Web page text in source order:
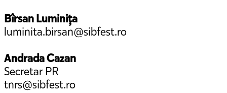
Bîrsan Luminița
luminita.birsan@sibfest.ro
Andrada Cazan
Secretar PR
tnrs@sibfest.ro